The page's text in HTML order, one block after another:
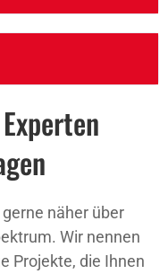
näher über
Wir nennen
Projekte, die Ihnen